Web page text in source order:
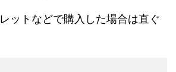
ットなどで購入した場合は直ぐ